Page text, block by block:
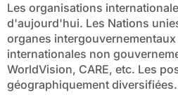
Les organisations
d'aujourd'hui. Les Nations
organes
internationales non
WorldVision, CARE, etc. Les
géographiquement diversifiées.